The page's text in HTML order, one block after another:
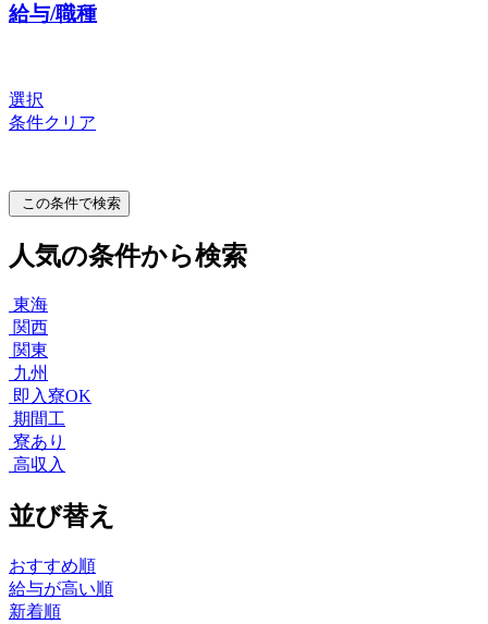
給与/職種
選択
条件クリア
この条件で検索
人気の条件から検索
東海
関西
関東
九州
即入寮OK
期間工
寮あり
高収入
並び替え
おすすめ順
給与が高い順
新着順